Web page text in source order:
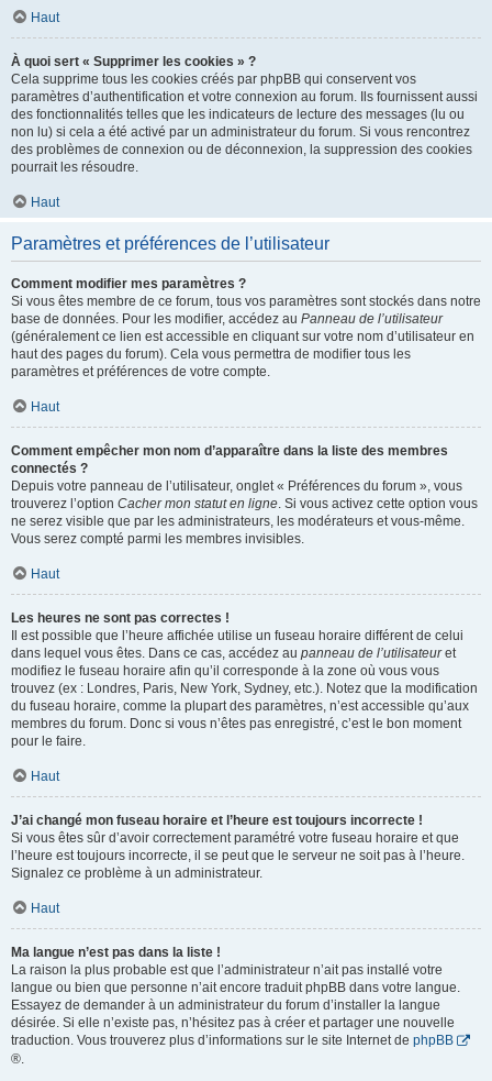
Haut
À quoi sert « Supprimer les cookies » ?
Cela supprime tous les cookies créés par phpBB qui conservent vos
paramètres d’authentification et votre connexion au forum. Ils fournissent aussi
des fonctionnalités telles que les indicateurs de lecture des messages (lu ou
non lu) si cela a été activé par un administrateur du forum. Si vous rencontrez
des problèmes de connexion ou de déconnexion, la suppression des cookies
pourrait les résoudre.
Haut
Paramètres et préférences de l’utilisateur
Comment modifier mes paramètres ?
Si vous êtes membre de ce forum, tous vos paramètres sont stockés dans notre
base de données. Pour les modifier, accédez au Panneau de l’utilisateur
(généralement ce lien est accessible en cliquant sur votre nom d’utilisateur en
haut des pages du forum). Cela vous permettra de modifier tous les
paramètres et préférences de votre compte.
Haut
Comment empêcher mon nom d’apparaître dans la liste des membres
connectés ?
Depuis votre panneau de l’utilisateur, onglet « Préférences du forum », vous
trouverez l’option Cacher mon statut en ligne. Si vous activez cette option vous
ne serez visible que par les administrateurs, les modérateurs et vous-même.
Vous serez compté parmi les membres invisibles.
Haut
Les heures ne sont pas correctes !
Il est possible que l’heure affichée utilise un fuseau horaire différent de celui
dans lequel vous êtes. Dans ce cas, accédez au panneau de l’utilisateuret
modifiez le fuseau horaire afin qu’il corresponde à la zone où vous vous
trouvez (ex : Londres, Paris, New York, Sydney, etc.). Notez que la modification
du fuseau horaire, comme la plupart des paramètres, n’est accessible qu’aux
membres du forum. Donc si vous n’êtes pas enregistré, c’est le bon moment
pour le faire.
Haut
J’ai changé mon fuseau horaire et l’heure est toujours incorrecte !
Si vous êtes sûr d’avoir correctement paramétré votre fuseau horaire et que
l’heure est toujours incorrecte, il se peut que le serveur ne soit pas à l’heure.
Signalez ce problème à un administrateur.
Haut
Ma langue n’est pas dans la liste !
La raison la plus probable est que l’administrateur n’ait pas installé votre
langue ou bien que personne n’ait encore traduit phpBB dans votre langue.
Essayez de demander à un administrateur du forum d’installer la langue
désirée. Si elle n’existe pas, n’hésitez pas à créer et partager une nouvelle
traduction. Vous trouverez plus d’informations sur le site Internet de phpBB
®.